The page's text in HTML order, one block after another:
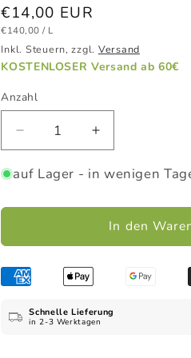
Normaler
Preis
€14,00 EUR
GRUNDPREIS
€140,00 / PRO
L
Inkl. Steuern, zzgl. Versand
KOSTENLOSER Versand ab 60€
Anzahl
Verringere
die
Menge
ajovita
Balm
Royale
Honig,
Erhöhe
die
Menge
ajovita
Dusch
Balm
Royale
Honig,
auf Lager - in wenigen
In den
Schnelle Lieferung
in 2-3 Werktagen